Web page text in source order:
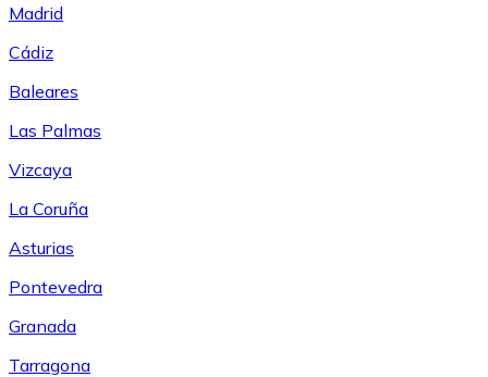
Madrid
Cádiz
Baleares
Las Palmas
Vizcaya
La Coruña
Asturias
Pontevedra
Granada
Tarragona